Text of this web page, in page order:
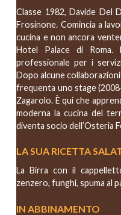
Classe 1982, Davide Del
Frosinone. Comincia a
cucina e non ancora
Hotel Palace di Roma.
professionale per i
Dopo alcune
frequenta uno stage
Zagarolo. È qui che
moderna la cucina del
diventa socio dell’Osteria
LA SUA RICETTA
La Birra con il
zenzero, funghi, spuma al
IN ABBINAMENTO